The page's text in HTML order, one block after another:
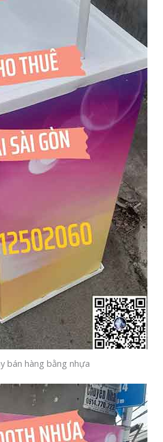
bán hàng bằng nhựa